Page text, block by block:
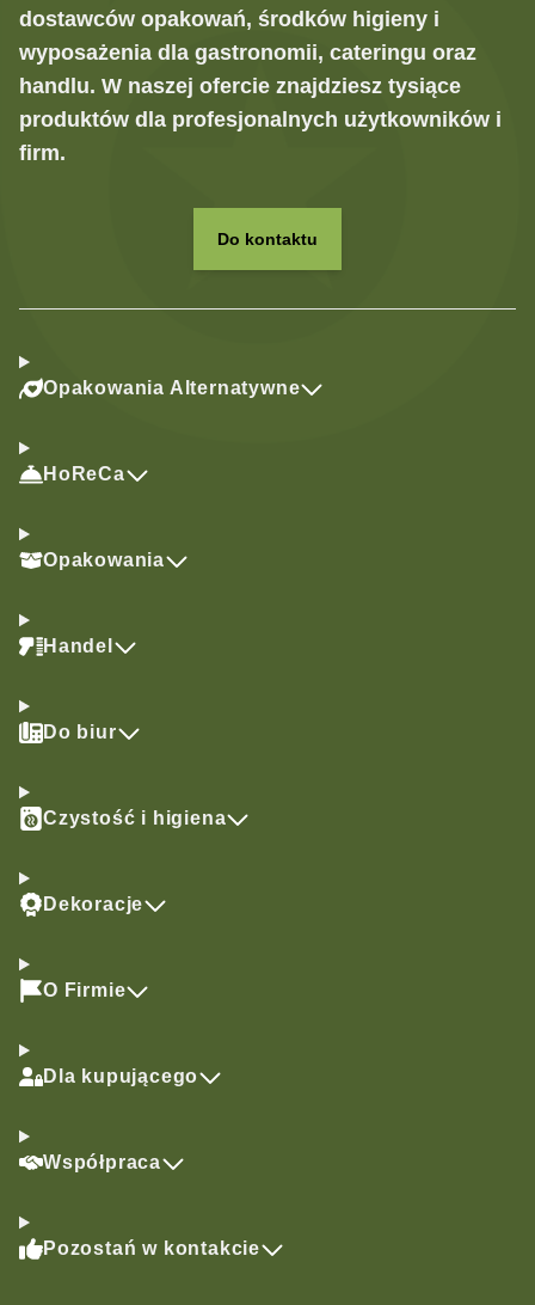
dostawców opakowań, środków higieny i
wyposażenia dla gastronomii, cateringu oraz
handlu. W naszej ofercie znajdziesz tysiące
produktów dla profesjonalnych użytkowników i
firm.
Do kontaktu
Opakowania Alternatywne
HoReCa
Opakowania
Handel
Do biur
Czystość i higiena
Dekoracje
O Firmie
Dla kupującego
Współpraca
Pozostań w kontakcie